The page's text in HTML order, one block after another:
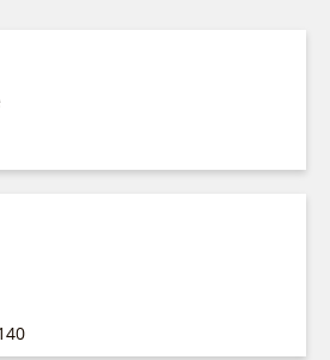
Mochowsee
Heide
Erholungsort Goyatz